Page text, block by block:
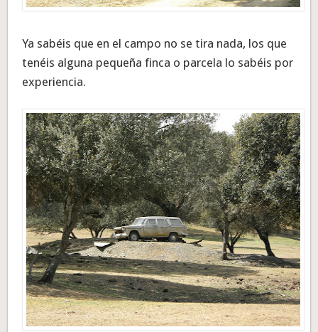
Ya sabéis que en el campo no se tira nada, los que
tenéis alguna pequeña finca o parcela lo sabéis por
experiencia.